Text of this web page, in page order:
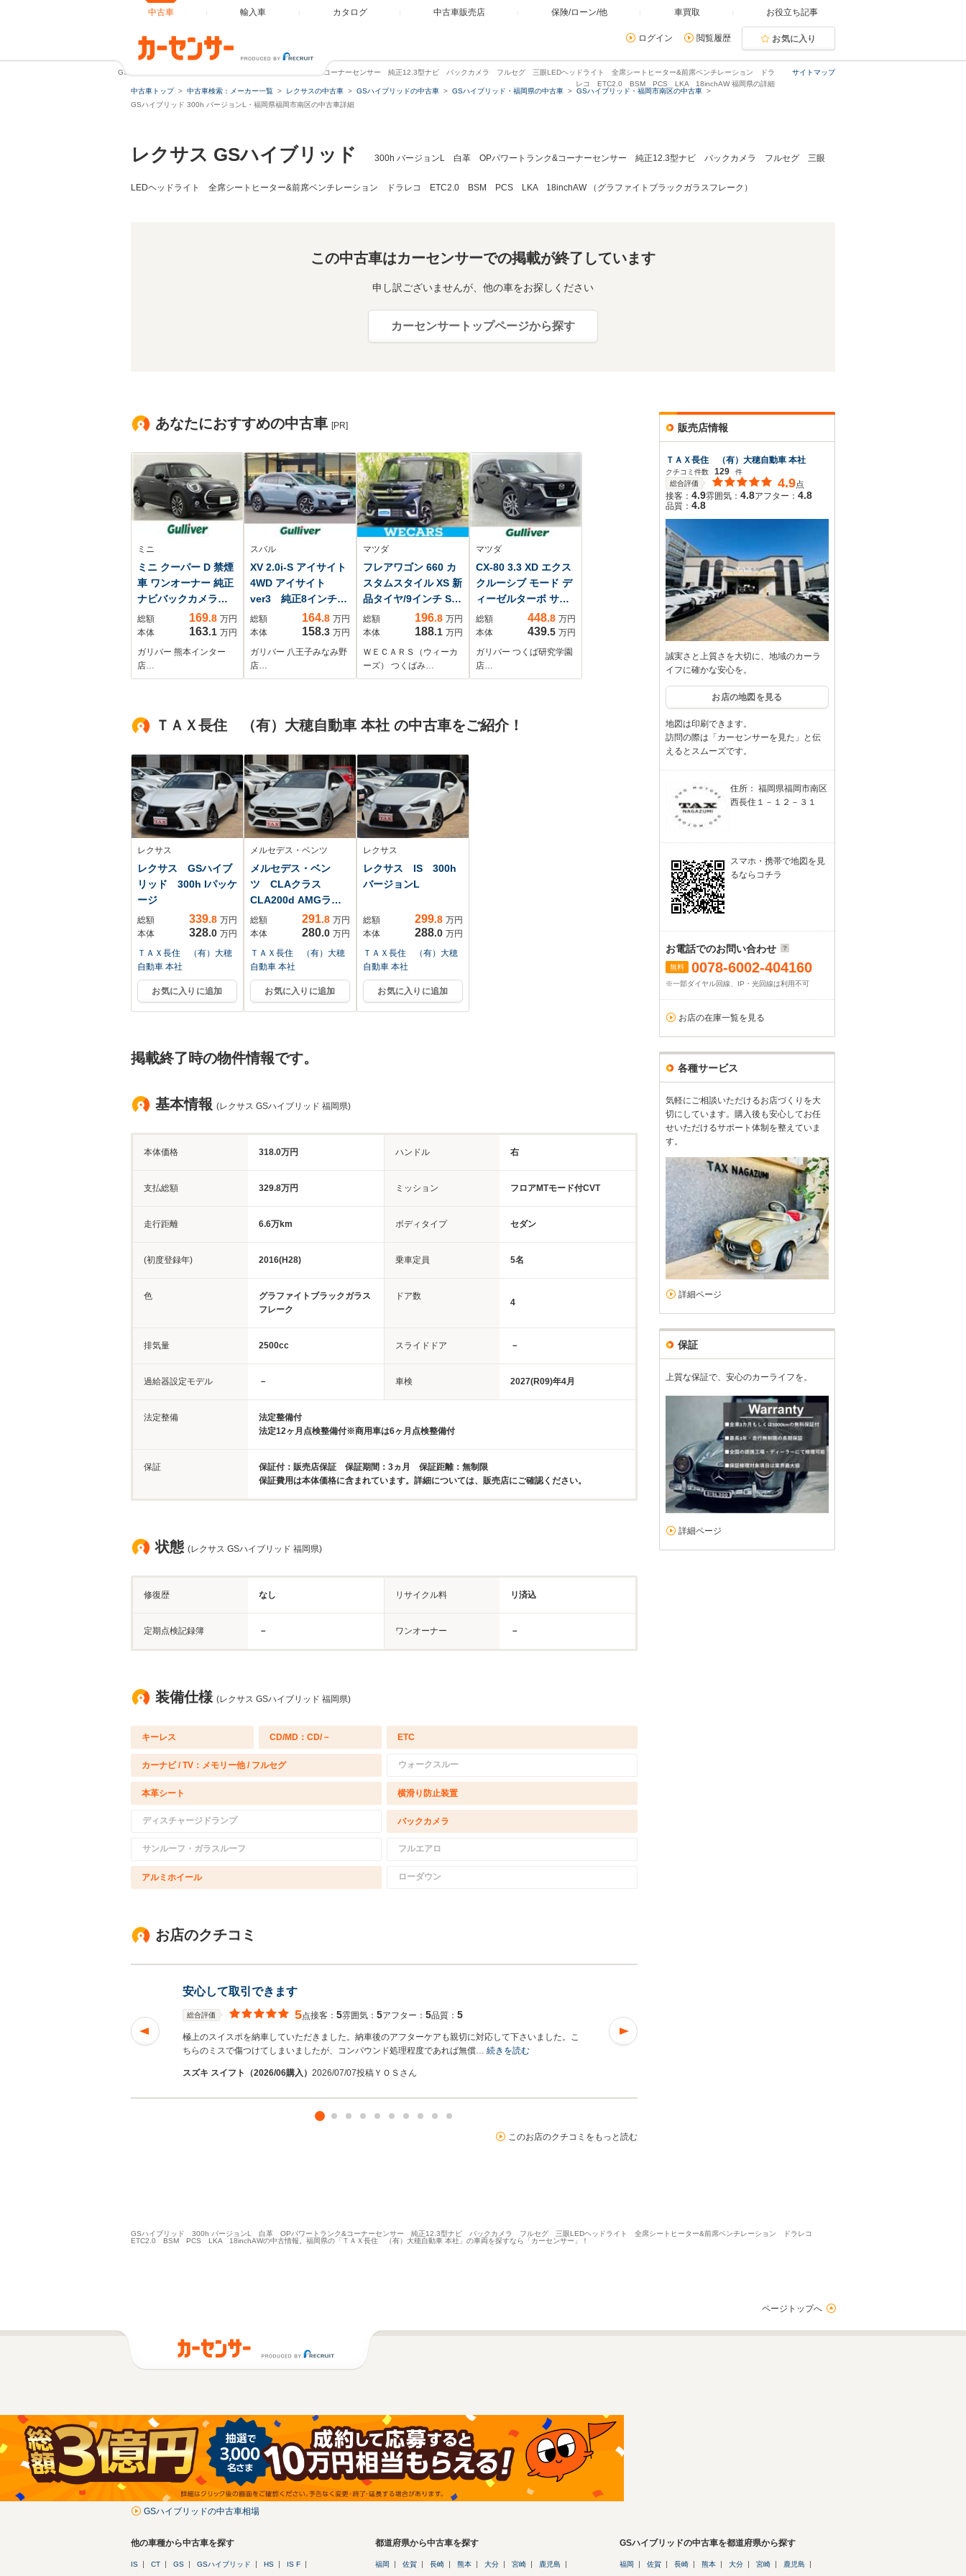
中古車 輸入車 カタログ 中古車販売店 保険/ローン/他 車買取 お役立ち記事
ログイン 閲覧履歴 お気に入り
サイトマップ
GSハイブリッド 300h バージョンL 白革 OPパワートランク&コーナーセンサー 純正12.3型ナビ バックカメラ フルセグ 三眼LEDヘッドライト 全席シートヒーター&前席ベンチレーション ドラ
レコ ETC2.0 BSM PCS LKA 18inchAW 福岡県の詳細
中古車トップ
中古車検索：メーカー一覧 レクサスの中古車 GSハイブリッドの中古車 GSハイブリッド・福岡県の中古車
GSハイブリッド・福岡市南区の中古車
GSハイブリッド 300h バージョンL・福岡県福岡市南区の中古車詳細
レクサス GSハイブリッド 300h バージョンL 白革 OPパワートランク&コーナーセンサー 純正12.3型ナビ バックカメラ フルセグ 三眼
LEDヘッドライト 全席シートヒーター&前席ベンチレーション ドラレコ ETC2.0 BSM PCS LKA 18inchAW （グラファイトブラックガラスフレーク）
この中古車はカーセンサーでの掲載が終了しています
申し訳ございませんが、他の車をお探しください
カーセンサートップページから探す
あなたにおすすめの中古車 [PR]
ミニ
ミニ クーパー D 禁煙
車 ワンオーナー 純正
ナビバックカメラ
Apple CarPlay
Bluetooth 前席シー
トヒーター アイド
リングストップ
LEDヘッドライト
イビーム 保証書
総額 169.8 万円
本体
163.1 万円
ガリバー 熊本インター
店…
スバル
XV 2.0i-S アイサイト
4WD アイサイト
ver3 純正8インチナ
ビ バックカメラ
ハーフレザーシー
ト パワーシート
LEDヘッドライト
フォグランプ
総額 164.8 万円
本体
158.3 万円
ガリバー 八王子みなみ野
店…
マツダ
フレアワゴン 660 カ
スタムスタイル XS 新
品タイヤ/9インチ SD
ナビ/衝突安全装置/
総額 196.8 万円
本体
188.1 万円
ＷＥＣＡＲＳ（ウィーカ
ーズ） つくばみ…
マツダ
CX-80 3.3 XD エクス
クルーシブ モード デ
ィーゼルターボ サン
ルーフ 12.3インチDA
フルセグTV 全方位カ
メラ ETC2.0 ドライ
ブレコーダー レーダ
ークルーズコントロ
テアリングヒーター
総額 448.8 万円
本体
439.5 万円
ガリバー つくば研究学園
店…
ＴＡＸ長住 （有）大穂自動車 本社 の中古車をご紹介！
レクサス
レクサス GSハイブ
リッド 300h Iパッケ
ージ
総額 339.8 万円
本体
328.0 万円
ＴＡＸ長住 （有）大穂
自動車 本社
お気に入りに追加
メルセデス・ベンツ
メルセデス・ベン
ツ CLAクラス
CLA200d AMGライ
ン ディーゼ...
総額 291.8 万円
本体
280.0 万円
ＴＡＸ長住 （有）大穂
自動車 本社
お気に入りに追加
レクサス
レクサス IS 300h
バージョンL
総額 299.8 万円
本体
288.0 万円
ＴＡＸ長住 （有）大穂
自動車 本社
お気に入りに追加
掲載終了時の物件情報です。
基本情報 (レクサス GSハイブリッド 福岡県)
本体価格 318.0万円 ハンドル 右
支払総額 329.8万円 ミッション フロアMTモード付CVT
走行距離 6.6万km ボディタイプ セダン
(初度登録年) 2016(H28) 乗車定員 5名
色
グラファイトブラックガラス
フレーク
ドア数
4
排気量 2500cc スライドドア －
過給器設定モデル － 車検 2027(R09)年4月
法定整備
法定整備付
法定12ヶ月点検整備付※商用車は6ヶ月点検整備付
保証
保証付：販売店保証 保証期間：3ヵ月 保証距離：無制限
保証費用は本体価格に含まれています。詳細については、販売店にご確認ください。
状態 (レクサス GSハイブリッド 福岡県)
修復歴 なし リサイクル料 リ済込
定期点検記録簿 － ワンオーナー －
装備仕様 (レクサス GSハイブリッド 福岡県)
キーレス CD/MD：CD/－ ETC
カーナビ / TV：メモリー他 / フルセグ ウォークスルー
本革シート 横滑り防止装置
ディスチャージドランプ バックカメラ
サンルーフ・ガラスルーフ フルエアロ
アルミホイール ローダウン
お店のクチコミ
安心して取引できます
総合評価 5点接客： 5雰囲気： 5アフター： 5品質： 5
極上のスイスポを納車していただきました。納車後のアフターケアも親切に対応して下さいました。こ
ちらのミスで傷つけてしまいましたが、コンパウンド処理程度であれば無償… 続きを読む
スズキ スイフト（2026/06購入） 2026/07/07投稿 ＹＯＳさん
このお店のクチコミをもっと読む
販売店情報
ＴＡＸ長住 （有）大穂自動車 本社
クチコミ件数 129
件
総合評価
4.9点
接客： 4.9雰囲気： 4.8アフター： 4.8
品質： 4.8
誠実さと上質さを大切に、地域のカーラ
イフに確かな安心を。
お店の地図を見る
地図は印刷できます。
訪問の際は「カーセンサーを見た」と伝
えるとスムーズです。
住所： 福岡県福岡市南区
西長住１－１２－３１
スマホ・携帯で地図を見
るならコチラ
お電話でのお問い合わせ
無料 0078-6002-404160
※一部ダイヤル回線、IP・光回線は利用不可
お店の在庫一覧を見る
各種サービス
気軽にご相談いただけるお店づくりを大
切にしています。購入後も安心してお任
せいただけるサポート体制を整えていま
す。
詳細ページ
保証
上質な保証で、安心のカーライフを。
詳細ページ
GSハイブリッド 300h バージョンL 白革 OPパワートランク&コーナーセンサー 純正12.3型ナビ バックカメラ フルセグ 三眼LEDヘッドライト 全席シートヒーター&前席ベンチレーション ドラレコ
ETC2.0 BSM PCS LKA 18inchAWの中古情報。福岡県の「ＴＡＸ長住 （有）大穂自動車 本社」の車両を探すなら「カーセンサー」！
ページトップへ
GSハイブリッドの中古車相場
他の車種から中古車を探す
IS CT GS GSハイブリッド HS IS F
都道府県から中古車を探す
福岡 佐賀 長崎 熊本 大分 宮崎 鹿児島
GSハイブリッドの中古車を都道府県から探す
福岡 佐賀 長崎 熊本 大分 宮崎 鹿児島